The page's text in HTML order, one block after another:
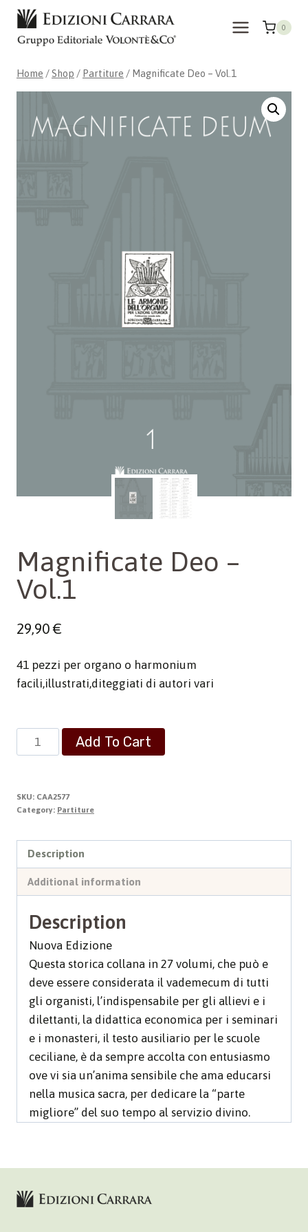
Skip
content
0
Home / Shop / Partiture / Magnificate Deo – Vol.1
Magnificate Deo –
Vol.1
29,90€
41 pezzi per organo o harmonium
facili,illustrati,diteggiati di autori vari
Magnificate
Deo
Vol.1
quantity
Add To Cart
SKU: CAA2577
Category: Partiture
Description
Additional information
Description
Nuova Edizione
Questa storica collana in 27 volumi, che può e
deve essere considerata il vademecum di tutti
gli organisti, l’indispensabile per gli allievi e i
dilettanti, la didattica economica per i seminari
e i monasteri, il testo ausiliario per le scuole
ceciliane, è da sempre accolta con entusiasmo
ove vi sia un’anima sensibile che ama educarsi
nella musica sacra, per dedicare la “parte
migliore” del suo tempo al servizio divino.